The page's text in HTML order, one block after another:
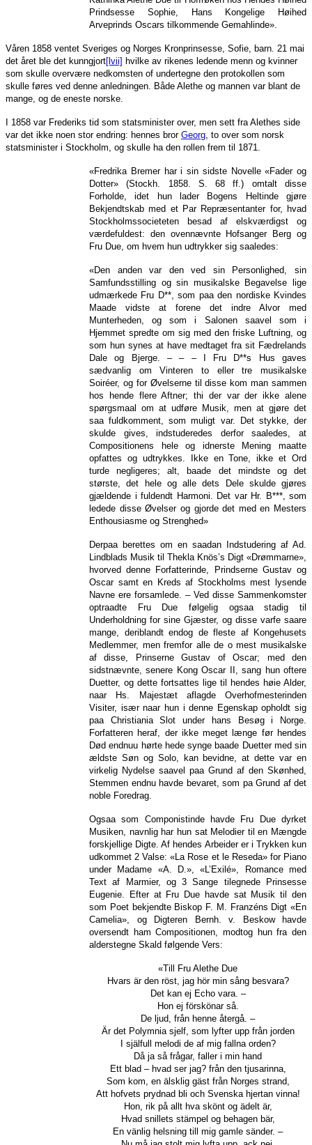
Prindsesse Sophie, Hans Kongelige Høihed
Arveprinds Oscars tilkommende Gemahlinde».
Våren 1858 ventet Sveriges og Norges Kronprinsesse, Sofie, barn. 21 mai
det året ble det kunngjort[lvii] hvilke av rikenes ledende menn og kvinner
som skulle overvære nedkomsten of undertegne den protokollen som
skulle føres ved denne anledningen. Både Alethe og mannen var blant de
mange, og de eneste norske.
I 1858 var Frederiks tid som statsminister over, men sett fra Alethes side
var det ikke noen stor endring: hennes bror Georg, to over som norsk
statsminister i Stockholm, og skulle ha den rollen frem til 1871.
«Fredrika Bremer har i sin sidste Novelle «Fader og
Dotter» (Stockh. 1858. S. 68 ff.) omtalt disse
Forholde, idet hun lader Bogens Heltinde gjøre
Bekjendtskab med et Par Repræsentanter for, hvad
Stockholmssocieteten besad af elskværdigst og
værdefuldest: den ovennævnte Hofsanger Berg og
Fru Due, om hvem hun udtrykker sig saaledes:
«Den anden var den ved sin Personlighed, sin
Samfundsstilling og sin musikalske Begavelse lige
udmærkede Fru D**, som paa den nordiske Kvindes
Maade vidste at forene det indre Alvor med
Munterheden, og som i Salonen saavel som i
Hjemmet spredte om sig med den friske Luftning, og
som hun synes at have medtaget fra sit Fædrelands
Dale og Bjerge. – – – I Fru D**s Hus gaves
sædvanlig om Vinteren to eller tre musikalske
Soiréer, og for Øvelserne til disse kom man sammen
hos hende flere Aftner; thi der var der ikke alene
spørgsmaal om at udføre Musik, men at gjøre det
saa fuldkomment, som muligt var. Det stykke, der
skulde gives, indstuderedes derfor saaledes, at
Compositionens hele og idnerste Mening maatte
opfattes og udtrykkes. Ikke en Tone, ikke et Ord
turde negligeres; alt, baade det mindste og det
største, det hele og alle dets Dele skulde gjøres
gjældende i fuldendt Harmoni. Det var Hr. B***, som
ledede disse Øvelser og gjorde det med en Mesters
Enthousiasme og Strenghed»
Derpaa berettes om en saadan Indstudering af Ad.
Lindblads Musik til Thekla Knös’s Digt «Drømmarne»,
hvorved denne Forfatterinde, Prindserne Gustav og
Oscar samt en Kreds af Stockholms mest lysende
Navne ere forsamlede. – Ved disse Sammenkomster
optraadte Fru Due følgelig ogsaa stadig til
Underholdning for sine Gjæster, og disse varfe saare
mange, deriblandt endog de fleste af Kongehusets
Medlemmer, men fremfor alle de o mest musikalske
af disse, Prinserne Gustav of Oscar; med den
sidstnævnte, senere Kong Oscar II, sang hun oftere
Duetter, og dette fortsattes lige til hendes høie Alder,
naar Hs. Majestæt aflagde Overhofmesterinden
Visiter, især naar hun i denne Egenskap opholdt sig
paa Christiania Slot under hans Besøg i Norge.
Forfatteren heraf, der ikke meget længe før hendes
Død endnuu hørte hede synge baade Duetter med sin
ældste Søn og Solo, kan bevidne, at dette var en
virkelig Nydelse saavel paa Grund af den Skønhed,
Stemmen endnu havde bevaret, som pa Grund af det
noble Foredrag.
Ogsaa som Componistinde havde Fru Due dyrket
Musiken, navnlig har hun sat Melodier til en Mængde
forskjellige Digte. Af hendes Arbeider er i Trykken kun
udkommet 2 Valse: «La Rose et le Reseda» for Piano
under Madame «A. D.», «L’Exilé», Romance med
Text af Marmier, og 3 Sange tilegnede Prinsesse
Eugenie. Efter at Fru Due havde sat Musik til den
som Poet bekjendte Biskop F. M. Franzéns Digt «En
Camelia», og Digteren Bernh. v. Beskow havde
oversendt ham Compositionen, modtog hun fra den
alderstegne Skald følgende Vers:
«Till Fru Alethe Due
Hvars är den röst, jag hör min sång besvara?
Det kan ej Echo vara. –
Hon ej förskönar så.
De ljud, från henne återgå. –
Är det Polymnia sjelf, som lyfter upp från jorden
I själfull melodi de af mig fallna orden?
Då ja så frågar, faller i min hand
Ett blad – hvad ser jag? från den tjusarinna,
Som kom, en älsklig gäst från Norges strand,
Att hofvets prydnad bli och Svenska hjertan vinna!
Hon, rik på allt hva skönt og ädelt är,
Hvad snillets stämpel og behagen bär,
En vänlig helsning till mig gamle sänder. –